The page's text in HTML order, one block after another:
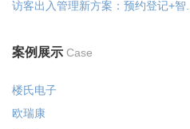
访客出入管理新方案：预约登记+智...
案例展示 Case
楼氏电子
欧瑞康